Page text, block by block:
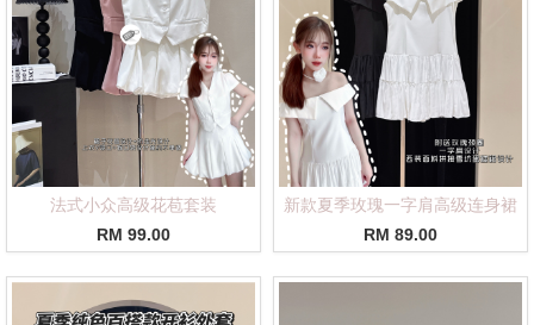
法式小众高级花苞套装
RM 99.00
新款夏季玫瑰一字肩高级连身裙
RM 89.00